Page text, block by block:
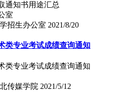
通知书用途汇总
招生办公室 2021/8/20
类专业考试成绩查询通知
类专业考试成绩查询通知
传媒学院 2021/5/12